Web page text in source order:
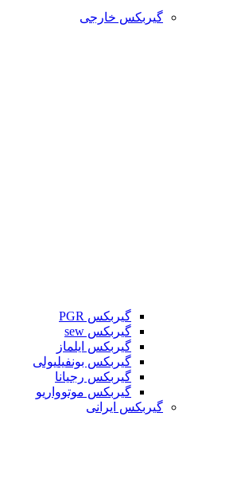
گیربکس خارجی
گیربکس PGR
گیربکس sew
گیربکس ایلماز
گیربکس بونفیلیولی
گیربکس رجیانا
گیربکس موتوواریو
گیربکس ایرانی